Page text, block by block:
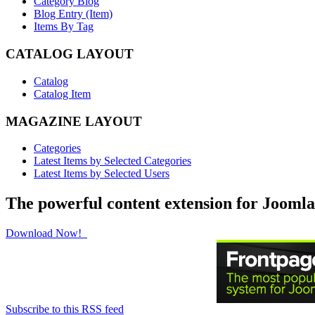
Blog Entry (Item)
Items By Tag
CATALOG LAYOUT
Catalog
Catalog Item
MAGAZINE LAYOUT
Categories
Latest Items by Selected Categories
Latest Items by Selected Users
The powerful content extension for
Download Now!
Subscribe to this RSS feed